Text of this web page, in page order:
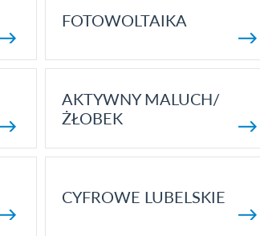
FOTOWOLTAIKA
AKTYWNY MALUCH/
ŻŁOBEK
CYFROWE LUBELSKIE